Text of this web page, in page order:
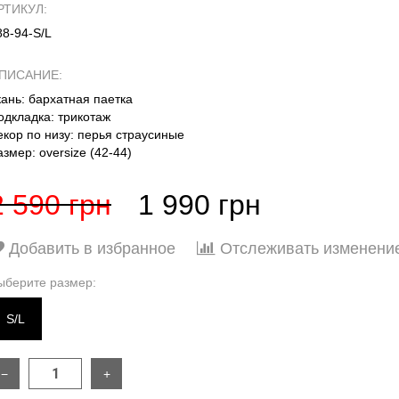
94-S/L
бархатная паетка
трикотаж
по низу: перья страусиные
oversize (42-44)
590 грн 1 990 грн
Добавить в избранное Отслеживать
размер:
S/L
− +